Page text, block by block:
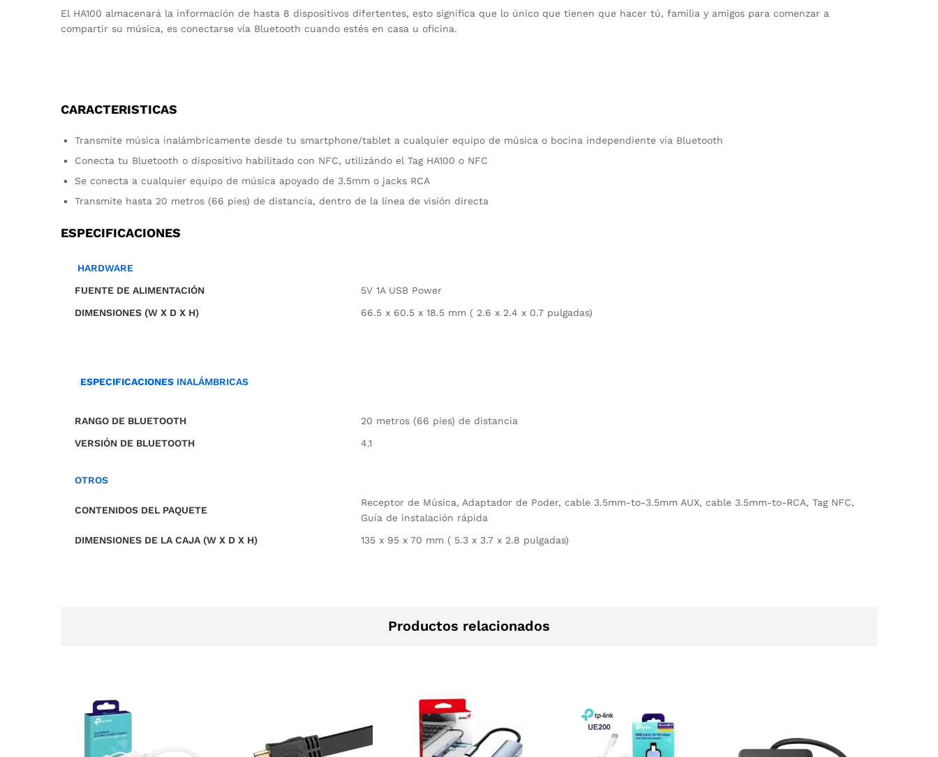
El HA100 almacenará la información de hasta 8 dispositivos difertentes, esto significa que lo único que tienen que hacer tú, familia y amigos para comenzar a
compartir su música, es conectarse vía Bluetooth cuando estés en casa u oficina.
CARACTERISTICAS
Transmite música inalámbricamente desde tu smartphone/tablet a cualquier equipo de música o bocina independiente vía Bluetooth
Conecta tu Bluetooth o dispositivo habilitado con NFC, utilizándo el Tag HA100 o NFC
Se conecta a cualquier equipo de música apoyado de 3.5mm o jacks RCA
Transmite hasta 20 metros (66 pies) de distancia, dentro de la línea de visión directa
ESPECIFICACIONES
HARDWARE
FUENTE DE ALIMENTACIÓN
5V 1A USB Power
DIMENSIONES (W X D X H)
66.5 x 60.5 x 18.5 mm ( 2.6 x 2.4 x 0.7 pulgadas)
ESPECIFICACIONES INALÁMBRICAS
RANGO DE BLUETOOTH
20 metros (66 pies) de distancia
VERSIÓN DE BLUETOOTH
4.1
OTROS
CONTENIDOS DEL PAQUETE
Receptor de Música, Adaptador de Poder, cable 3.5mm-to-3.5mm AUX, cable 3.5mm-to-RCA, Tag NFC,
Guía de instalación rápida
DIMENSIONES DE LA CAJA (W X D X H)
135 x 95 x 70 mm ( 5.3 x 3.7 x 2.8 pulgadas)
Productos relacionados